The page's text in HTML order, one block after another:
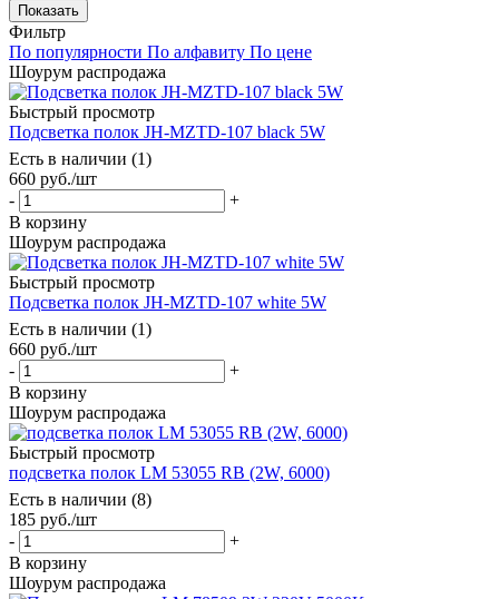
Показать
Фильтр
По популярности По алфавиту По цене
Шоурум распродажа
Быстрый просмотр
Подсветка полок JH-MZTD-107 black 5W
Есть в наличии (1)
660 руб./шт
-
+
В корзину
Шоурум распродажа
Быстрый просмотр
Подсветка полок JH-MZTD-107 white 5W
Есть в наличии (1)
660 руб./шт
-
+
В корзину
Шоурум распродажа
Быстрый просмотр
подсветка полок LM 53055 RB (2W, 6000)
Есть в наличии (8)
185 руб./шт
-
+
В корзину
Шоурум распродажа